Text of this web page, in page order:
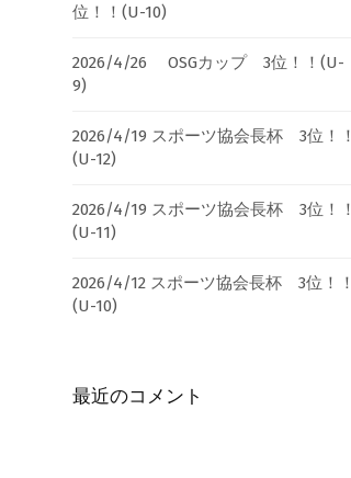
位！！(U-10)
2026/4/26 OSGカップ 3位！！(U-
9)
2026/4/19 スポーツ協会長杯 3位！！
(U-12)
2026/4/19 スポーツ協会長杯 3位！！
(U-11)
2026/4/12 スポーツ協会長杯 3位！！
(U-10)
最近のコメント